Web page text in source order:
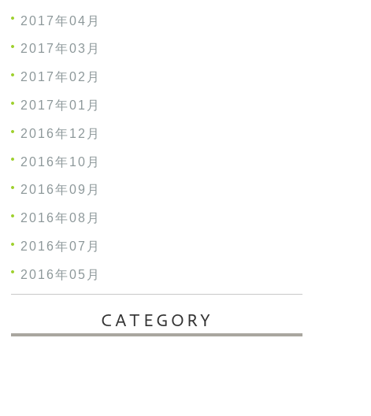
2017年04月
2017年03月
2017年02月
2017年01月
2016年12月
2016年10月
2016年09月
2016年08月
2016年07月
2016年05月
CATEGORY